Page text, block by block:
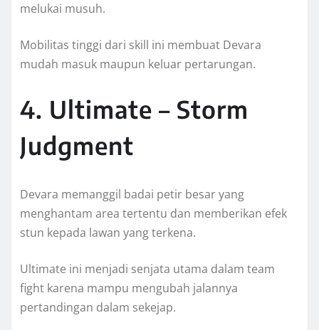
melukai musuh.
Mobilitas tinggi dari skill ini membuat Devara
mudah masuk maupun keluar pertarungan.
4. Ultimate – Storm
Judgment
Devara memanggil badai petir besar yang
menghantam area tertentu dan memberikan efek
stun kepada lawan yang terkena.
Ultimate ini menjadi senjata utama dalam team
fight karena mampu mengubah jalannya
pertandingan dalam sekejap.